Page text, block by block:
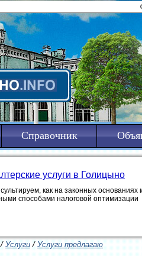
Справочник
услуги в Голицыно
как на законных
способами налоговой оптимизации
Услуги /Услуги предлагаю